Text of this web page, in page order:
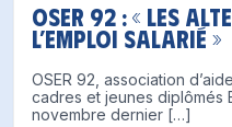
OSER 92 : « les
l’emploi salarié »
OSER 92, association
cadres et jeunes diplômés
novembre dernier […]